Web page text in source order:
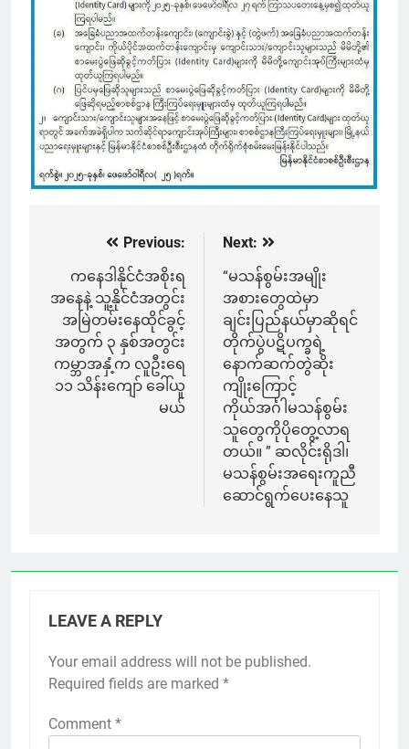
navigation
Previous:
ကနေဒါနိုင်ငံအစိုးရ
အနေနဲ့ သူ့နိုင်ငံအတွင်း
အမြဲတမ်းနေထိုင်ခွင့်
အတွက် ၃ နှစ်အတွင်း
ကမ္ဘာအနှံ့က လူဦးရေ
၁၁ သိန်းကျော် ခေါ်ယူ
မယ်
Next:
“မသန်စွမ်းအမျိုး
အစားတွေထဲမှာ
ချင်းပြည်နယ်မှာဆိုရင်
တိုက်ပွဲပဋိပက္ခရဲ့
နောက်ဆက်တွဲဆိုး
ကျိုးကြောင့်
ကိုယ်အင်္ဂါမသန်စွမ်း
သူတွေကိုပိုတွေ့လာရ
တယ်။ ” ဆလိုင်းရိုဒါ၊
မသန်စွမ်းအရေးကူညီ
ဆောင်ရွက်ပေးနေသူ
LEAVE A REPLY
Your email address will not be published.
Required fields are marked *
Comment *